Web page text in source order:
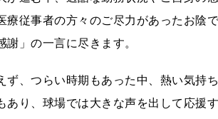
療従事者の方々のご尽力があったお陰
謝」の一言に尽きます。
ず、つらい時期もあった中、熱い気持
あり、球場では大きな声を出して応援